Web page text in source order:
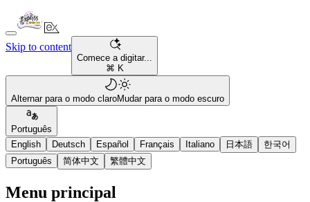
Skip to content
Comece a digitar...
⌘ K
Alternar para o modo claroMudar para o modo escuro
Português
English
Deutsch Español Français Italiano 日本語
한국어
Português
简体中文 繁體中文
Menu principal